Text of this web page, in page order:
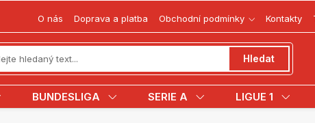
O nás Doprava a platba Obchodní podmínky Kontakty
Hledat
BUNDESLIGA SERIE A LIGUE 1